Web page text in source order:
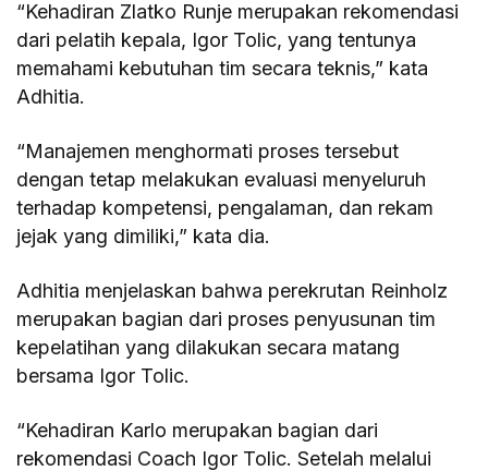
“Kehadiran Zlatko Runje merupakan rekomendasi
dari pelatih kepala, Igor Tolic, yang tentunya
memahami kebutuhan tim secara teknis,” kata
Adhitia.
“Manajemen menghormati proses tersebut
dengan tetap melakukan evaluasi menyeluruh
terhadap kompetensi, pengalaman, dan rekam
jejak yang dimiliki,” kata dia.
Adhitia menjelaskan bahwa perekrutan Reinholz
merupakan bagian dari proses penyusunan tim
kepelatihan yang dilakukan secara matang
bersama Igor Tolic.
“Kehadiran Karlo merupakan bagian dari
rekomendasi Coach Igor Tolic. Setelah melalui